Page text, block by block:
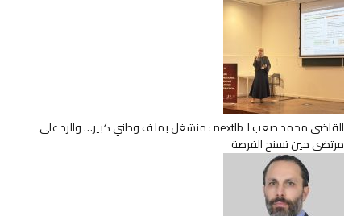
القاضي محمد صعب لـnextlb : منشغل بملف وطني كبير… والرد على
مرتضى حين تسنح الفرصة